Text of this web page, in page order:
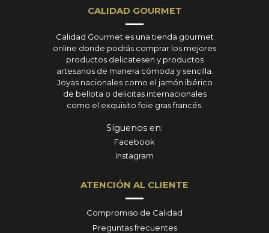
CALIDAD GOURMET
Calidad Gourmet es una tienda gourmet
online donde podrás comprar los mejores
productos delicatesen y productos
artesanos de manera cómoda y sencilla.
Joyas nacionales como el jamón ibérico
de bellota o delicitas internacionales
como el exquisito foie gras francés.
Síguenos en:
Facebook
Instagram
ATENCIÓN AL CLIENTE
Compromiso de Calidad
Preguntas frecuentes